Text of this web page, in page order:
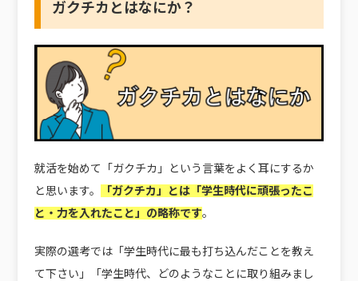
ガクチカとはなにか？
就活を始めて「ガクチカ」という言葉をよく耳にするか
と思います。
「ガクチカ」とは「学生時代に頑張ったこ
と・力を入れたこと」の略称です。
実際の選考では「学生時代に最も打ち込んだことを教え
て下さい」「学生時代、どのようなことに取り組みまし